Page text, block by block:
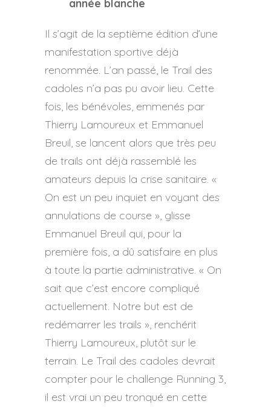
année blanche
Il s’agit de la septième édition d’une
manifestation sportive déjà
renommée. L’an passé, le Trail des
cadoles n’a pas pu avoir lieu. Cette
fois, les bénévoles, emmenés par
Thierry Lamoureux et Emmanuel
Breuil, se lancent alors que très peu
de trails ont déjà rassemblé les
amateurs depuis la crise sanitaire. «
On est un peu inquiet en voyant des
annulations de course », glisse
Emmanuel Breuil qui, pour la
première fois, a dû satisfaire en plus
à toute la partie administrative. « On
sait que c’est encore compliqué
actuellement. Notre but est de
redémarrer les trails », renchérit
Thierry Lamoureux, plutôt sur le
terrain. Le Trail des cadoles devrait
compter pour le challenge Running 3,
il est vrai un peu tronqué en cette